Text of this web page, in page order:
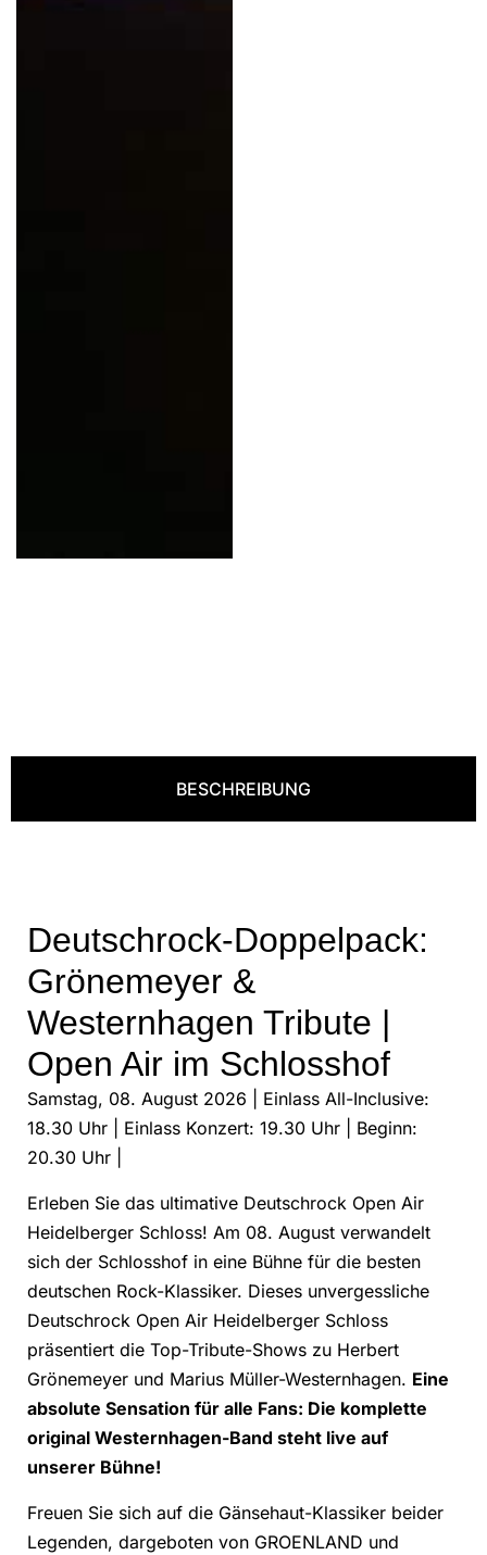
BESCHREIBUNG
Deutschrock-Doppelpack:
Grönemeyer &
Westernhagen Tribute |
Open Air im Schlosshof
Samstag, 08. August 2026 | Einlass All-Inclusive:
18.30 Uhr | Einlass Konzert: 19.30 Uhr | Beginn:
20.30 Uhr |
Erleben Sie das ultimative Deutschrock Open Air
Heidelberger Schloss! Am 08. August verwandelt
sich der Schlosshof in eine Bühne für die besten
deutschen Rock-Klassiker. Dieses unvergessliche
Deutschrock Open Air Heidelberger Schloss
präsentiert die Top-Tribute-Shows zu Herbert
Grönemeyer und Marius Müller-Westernhagen. Eine
absolute Sensation für alle Fans: Die komplette
original Westernhagen-Band steht live auf
unserer Bühne!
Freuen Sie sich auf die Gänsehaut-Klassiker beider
Legenden, dargeboten von GROENLAND und